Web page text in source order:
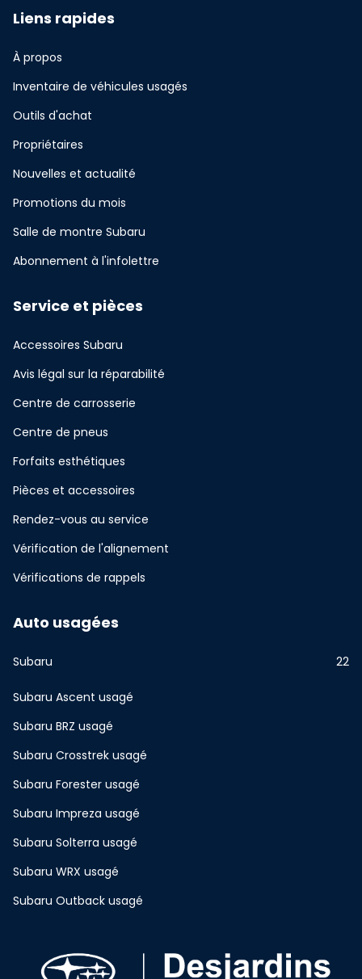
Liens rapides
À propos
Inventaire de véhicules usagés
Outils d'achat
Propriétaires
Nouvelles et actualité
Promotions du mois
Salle de montre Subaru
Abonnement à l'infolettre
Service et pièces
Accessoires Subaru
Avis légal sur la réparabilité
Centre de carrosserie
Centre de pneus
Forfaits esthétiques
Pièces et accessoires
Rendez-vous au service
Vérification de l'alignement
Vérifications de rappels
Auto usagées
Subaru 22
Subaru Ascent usagé
Subaru BRZ usagé
Subaru Crosstrek usagé
Subaru Forester usagé
Subaru Impreza usagé
Subaru Solterra usagé
Subaru WRX usagé
Subaru Outback usagé